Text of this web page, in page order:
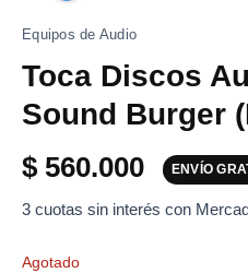
Equipos de Audio
Toca Discos
Sound Burger
$ 560.000 ENVÍO
3 cuotas sin interés con
Agotado